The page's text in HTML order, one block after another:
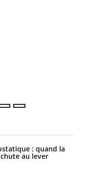
: quand la
au lever